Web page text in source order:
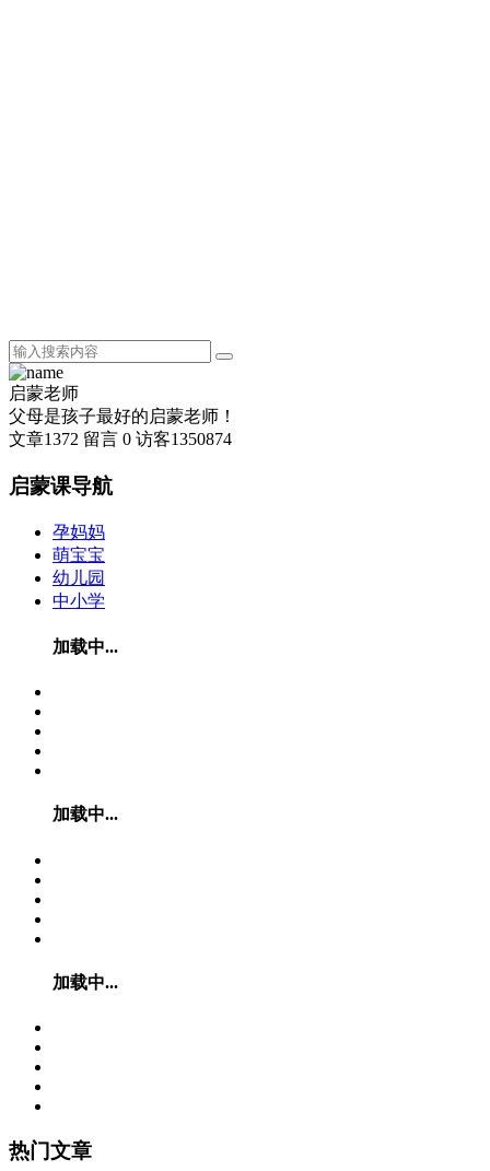
启蒙老师
父母是孩子最好的启蒙老师！
文章1372 留言 0 访客1350874
启蒙课导航
孕妈妈
萌宝宝
幼儿园
中小学
加载中...
加载中...
加载中...
热门文章